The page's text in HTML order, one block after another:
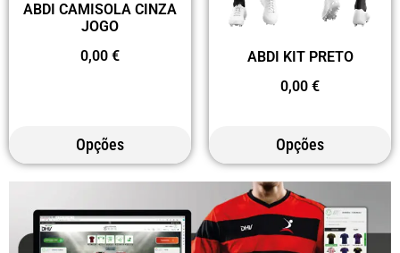
ABDI CAMISOLA CINZA
JOGO
0,00 €
Opções
ABDI KIT PRETO
0,00 €
Opções